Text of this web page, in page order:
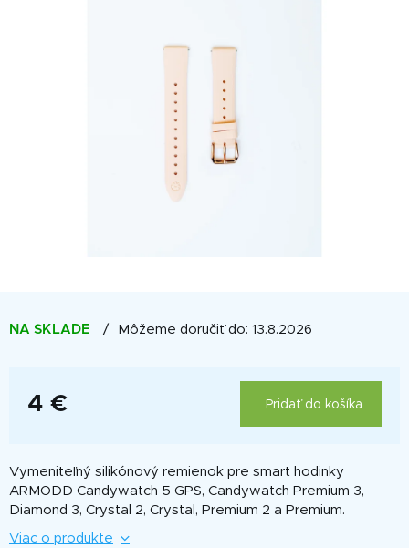
NA SKLADE Môžeme doručiť do: 13.8.2026
4 € Pridať do košíka
Vymeniteľný silikónový remienok pre smart hodinky
ARMODD Candywatch 5 GPS, Candywatch Premium 3,
Diamond 3, Crystal 2, Crystal, Premium 2 a Premium.
Viac o produkte